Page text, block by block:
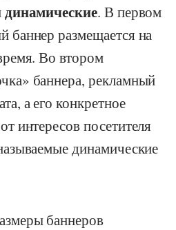
динамические. В первом
баннер размещается на
Во втором
баннера, рекламный
а его конкретное
интересов посетителя
динамические
баннеров